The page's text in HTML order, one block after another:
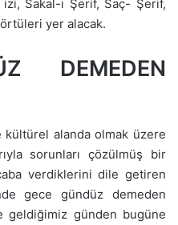
Sakal-ı Şerif, Saç- Şerif,
yer alacak.
DEMEDEN
kültürel alanda olmak üzere
sorunları çözülmüş bir
verdiklerini dile getiren
gece gündüz demeden
geldiğimiz günden bugüne